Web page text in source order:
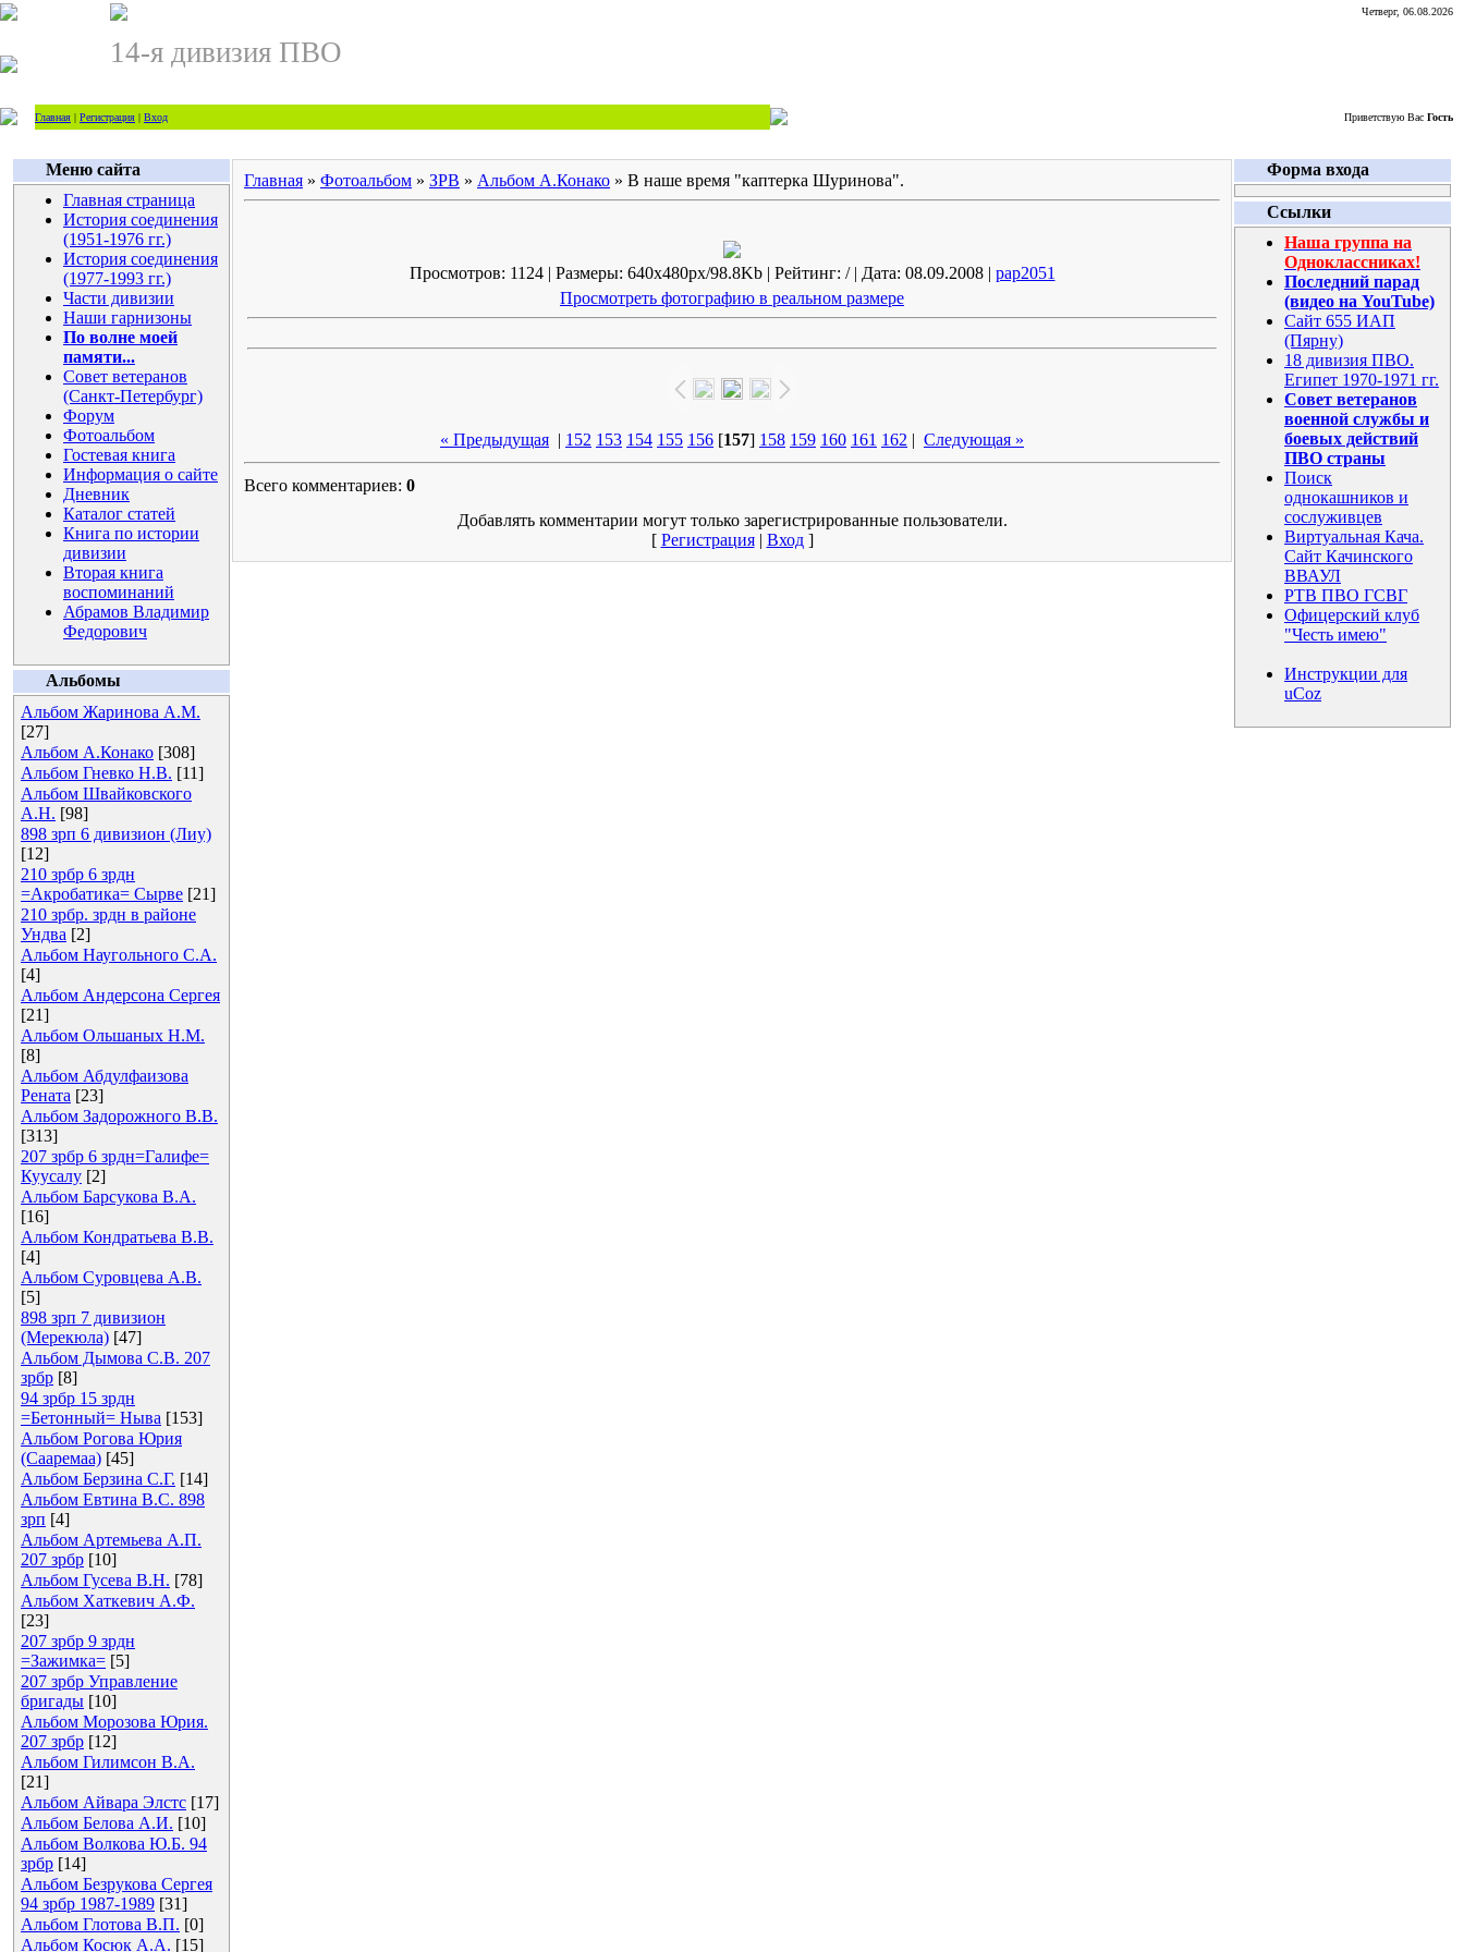
Четверг, 06.08.2026
14-я дивизия ПВО
Главная | Регистрация | Вход Приветствую Вас Гость
Меню сайта
Главная страница
История соединения
(1951-1976 гг.)
История соединения
(1977-1993 гг.)
Части дивизии
Наши гарнизоны
По волне моей
памяти...
Совет ветеранов
(Санкт-Петербург)
Форум
Фотоальбом
Гостевая книга
Информация о сайте
Дневник
Каталог статей
Книга по истории
дивизии
Вторая книга
воспоминаний
Абрамов Владимир
Федорович
Альбомы
Альбом Жаринова А.М.
[27]
Альбом А.Конако [308]
Альбом Гневко Н.В. [11]
Альбом Швайковского
А.Н. [98]
898 зрп 6 дивизион (Лиу)
[12]
210 зрбр 6 зрдн
=Акробатика= Сырве [21]
210 зрбр. зрдн в районе
Ундва [2]
Альбом Наугольного С.А.
[4]
Альбом Андерсона Сергея
[21]
Альбом Ольшаных Н.М.
[8]
Альбом Абдулфаизова
Рената [23]
Альбом Задорожного В.В.
[313]
207 зрбр 6 зрдн=Галифе=
Куусалу [2]
Альбом Барсукова В.А.
[16]
Альбом Кондратьева В.В.
[4]
Альбом Суровцева А.В.
[5]
898 зрп 7 дивизион
(Мерекюла) [47]
Альбом Дымова С.В. 207
зрбр [8]
94 зрбр 15 зрдн
=Бетонный= Ныва [153]
Альбом Рогова Юрия
(Сааремаа) [45]
Альбом Берзина С.Г. [14]
Альбом Евтина В.С. 898
зрп [4]
Альбом Артемьева А.П.
207 зрбр [10]
Альбом Гусева В.Н. [78]
Альбом Хаткевич А.Ф.
[23]
207 зрбр 9 зрдн
=Зажимка= [5]
207 зрбр Управление
бригады [10]
Альбом Морозова Юрия.
207 зрбр [12]
Альбом Гилимсон В.А.
[21]
Альбом Айвара Элстс [17]
Альбом Белова А.И. [10]
Альбом Волкова Ю.Б. 94
зрбр [14]
Альбом Безрукова Сергея
94 зрбр 1987-1989 [31]
Альбом Глотова В.П. [0]
Альбом Косюк А.А. [15]
Главная » Фотоальбом » ЗРВ » Альбом А.Конако » В наше время "каптерка Шуринова".
Просмотров: 1124 | Размеры: 640x480px/98.8Kb | Рейтинг: / | Дата: 08.09.2008 | pap2051
Просмотреть фотографию в реальном размере
« Предыдущая | 152 153 154 155 156 [157] 158 159 160 161 162 | Следующая »
Всего комментариев: 0
Добавлять комментарии могут только зарегистрированные пользователи.
[ Регистрация| Вход]
Форма входа
Ссылки
Наша группа на
Одноклассниках!
Последний парад
(видео на YouTube)
Сайт 655 ИАП
(Пярну)
18 дивизия ПВО.
Египет 1970-1971 гг.
Совет ветеранов
военной службы и
боевых действий
ПВО страны
Поиск
однокашников и
сослуживцев
Виртуальная Кача.
Сайт Качинского
ВВАУЛ
РТВ ПВО ГСВГ
Офицерский клуб
"Честь имею"
Инструкции для
uCoz